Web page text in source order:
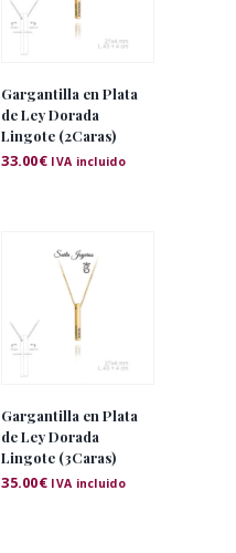
Gargantilla en Plata
de Ley Dorada
Lingote (2Caras)
33.00€ IVA incluido
Gargantilla en Plata
de Ley Dorada
Lingote (3Caras)
35.00€ IVA incluido